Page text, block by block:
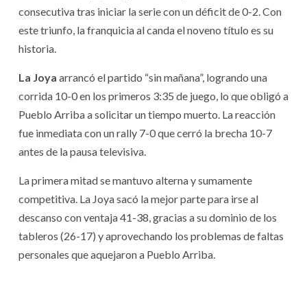
consecutiva tras iniciar la serie con un déficit de 0-2. Con
este triunfo, la franquicia al canda el noveno título es su
historia.
La Joya arrancó el partido “sin mañana”, logrando una
corrida 10-0 en los primeros 3:35 de juego, lo que obligó a
Pueblo Arriba a solicitar un tiempo muerto. La reacción
fue inmediata con un rally 7-0 que cerró la brecha 10-7
antes de la pausa televisiva.
La primera mitad se mantuvo alterna y sumamente
competitiva. La Joya sacó la mejor parte para irse al
descanso con ventaja 41-38, gracias a su dominio de los
tableros (26-17) y aprovechando los problemas de faltas
personales que aquejaron a Pueblo Arriba.